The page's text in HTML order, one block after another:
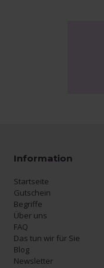
Information
Startseite
Gutschein
Begriffe
Über uns
FAQ
Das tun wir für Sie
Blog
Newsletter